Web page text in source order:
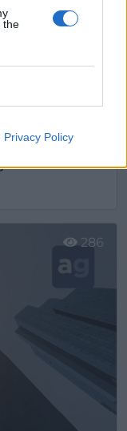
the
Privacy Policy
286